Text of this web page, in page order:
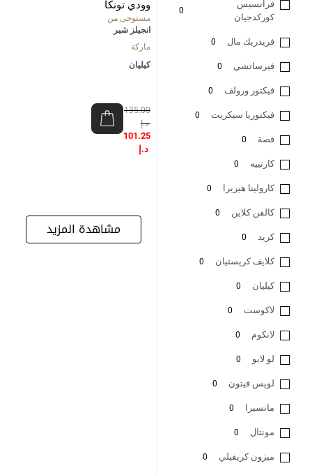
فرانسيس
كوركدجيان
0
فريدريك مال 0
فيرساتشي 0
فيكتور ورولف 0
فيكتوريا سيكريت 0
قصة 0
كارتييه 0
كارولينا هيريرا 0
كالفن كلاين 0
كريد 0
كلايف كريستيان 0
كيليان 0
لاكوست 0
لانكوم 0
لو لابو 0
لويس فيتون 0
مانسيرا 0
مونتال 0
ميزون كريفيلي 0
وودي تونكا
مستوحى من
انجيلز شير
ماركة
كيليان
135.00
د.إ
101.25
د.إ
مشاهدة المزيد